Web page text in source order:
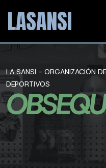
LA SANSI - ORGANIZACIÓN
DEPORTIVOS